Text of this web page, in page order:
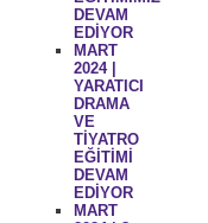
DEVAM
EDİYOR
MART
2024 |
YARATICI
DRAMA
VE
TİYATRO
EĞİTİMİ
DEVAM
EDİYOR
MART